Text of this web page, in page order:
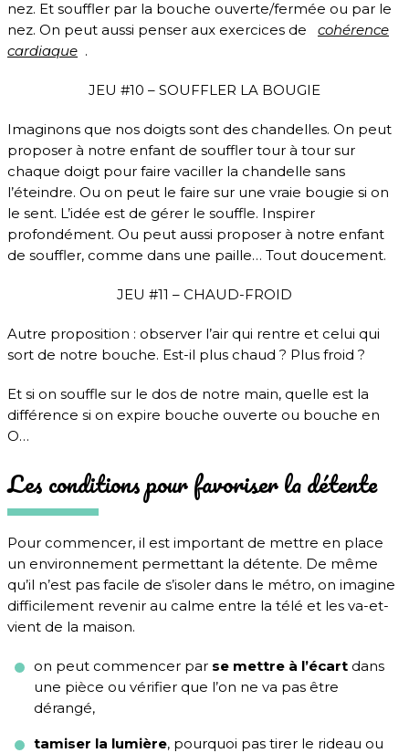
nez. Et souffler par la bouche ouverte/fermée ou par le
nez. On peut aussi penser aux exercices de
cohérence
cardiaque .
JEU #10 – SOUFFLER LA BOUGIE
Imaginons que nos doigts sont des chandelles. On peut
proposer à notre enfant de souffler tour à tour sur
chaque doigt pour faire vaciller la chandelle sans
l’éteindre. Ou on peut le faire sur une vraie bougie si on
le sent. L’idée est de gérer le souffle. Inspirer
profondément. Ou peut aussi proposer à notre enfant
de souffler, comme dans une paille… Tout doucement.
JEU #11 – CHAUD-FROID
Autre proposition : observer l’air qui rentre et celui qui
sort de notre bouche. Est-il plus chaud ? Plus froid ?
Et si on souffle sur le dos de notre main, quelle est la
différence si on expire bouche ouverte ou bouche en
O…
Les conditions pour favoriser la détente
Pour commencer, il est important de mettre en place
un environnement permettant la détente. De même
qu’il n’est pas facile de s’isoler dans le métro, on imagine
difficilement revenir au calme entre la télé et les va-et-
vient de la maison.
on peut commencer par se mettre à l’écart dans
une pièce ou vérifier que l’on ne va pas être
dérangé,
tamiser la lumière, pourquoi pas tirer le rideau ou